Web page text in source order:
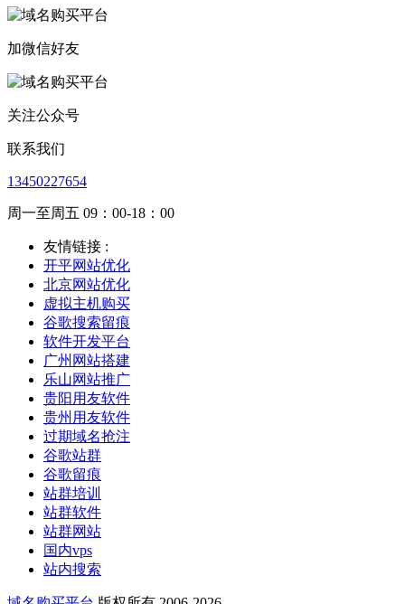
加微信好友
关注公众号
联系我们
13450227654
周一至周五 09：00-18：00
友情链接 :
开平网站优化
北京网站优化
虚拟主机购买
谷歌搜索留痕
软件开发平台
广州网站搭建
乐山网站推广
贵阳用友软件
贵州用友软件
过期域名抢注
谷歌站群
谷歌留痕
站群培训
站群软件
站群网站
国内vps
站内搜索